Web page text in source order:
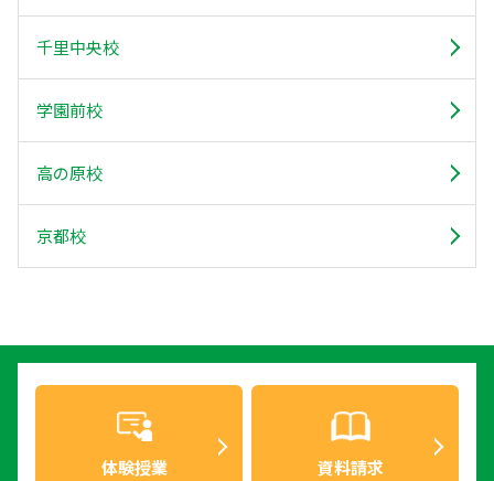
千里中央校
学園前校
高の原校
京都校
体験授業 資料請求